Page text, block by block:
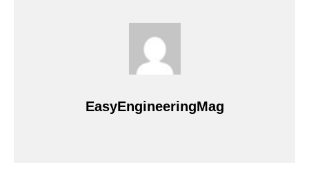
EasyEngineeringMag